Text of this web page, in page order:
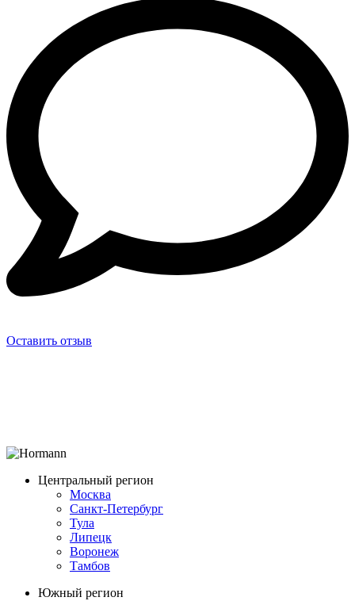
Оставить отзыв
Центральный регион
Москва
Санкт-Петербург
Тула
Липецк
Воронеж
Тамбов
Южный регион